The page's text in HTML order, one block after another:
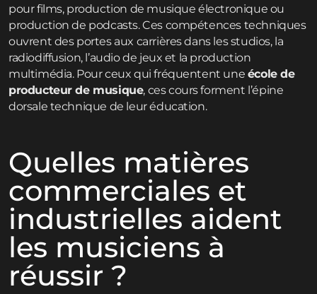
pour films, production de musique électronique ou
production de podcasts. Ces compétences techniques
ouvrent des portes aux carrières dans les studios, la
radiodiffusion, l’audio de jeux et la production
multimédia. Pour ceux qui fréquentent une école de
producteur de musique, ces cours forment l’épine
dorsale technique de leur éducation.
Quelles matières
commerciales et
industrielles aident
les musiciens à
réussir ?